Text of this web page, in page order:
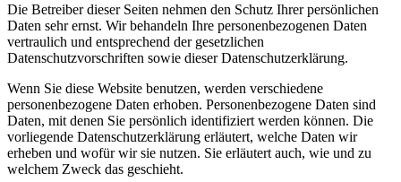
Die Betreiber dieser Seiten nehmen den Schutz Ihrer persönlichen
Daten sehr ernst. Wir behandeln Ihre personenbezogenen Daten
vertraulich und entsprechend der gesetzlichen
Datenschutzvorschriften sowie dieser Datenschutzerklärung.
Wenn Sie diese Website benutzen, werden verschiedene
personenbezogene Daten erhoben. Personenbezogene Daten sind
Daten, mit denen Sie persönlich identifiziert werden können. Die
vorliegende Datenschutzerklärung erläutert, welche Daten wir
erheben und wofür wir sie nutzen. Sie erläutert auch, wie und zu
welchem Zweck das geschieht.